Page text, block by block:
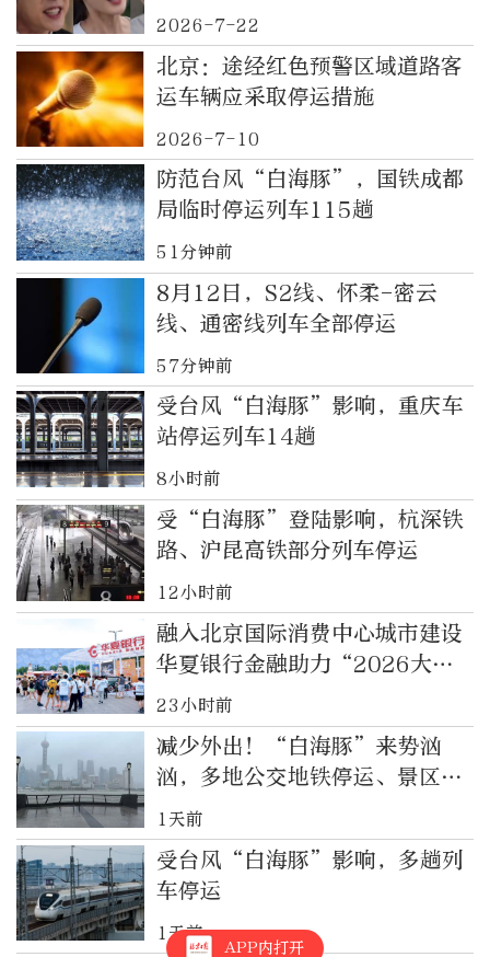
思，也应成为信号｜都视频·热
观察
2026-7-22
北京：途经红色预警区域道路客
运车辆应采取停运措施
2026-7-10
防范台风“白海豚”，国铁成都
局临时停运列车115趟
51分钟前
8月12日，S2线、怀柔-密云
线、通密线列车全部停运
57分钟前
受台风“白海豚”影响，重庆车
站停运列车14趟
8小时前
受“白海豚”登陆影响，杭深铁
路、沪昆高铁部分列车停运
12小时前
融入北京国际消费中心城市建设
华夏银行金融助力“2026大都
潮饮节”
23小时前
减少外出！“白海豚”来势汹
汹，多地公交地铁停运、景区关
闭
1天前
受台风“白海豚”影响，多趟列
车停运
1天前
APP内打开